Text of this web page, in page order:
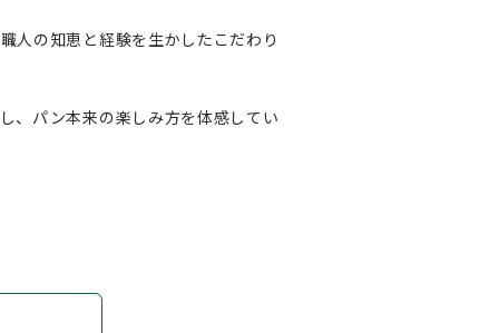
人の知恵と経験を生かしたこだわり
、パン本来の楽しみ方を体感してい